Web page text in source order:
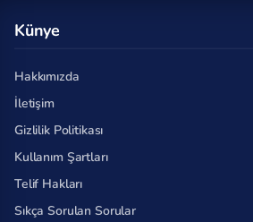
Künye
Hakkımızda
İletişim
Gizlilik Politikası
Kullanım Şartları
Telif Hakları
Sıkça Sorulan Sorular